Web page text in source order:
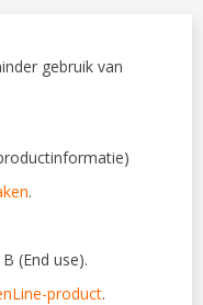
gebruik van
.
(End use).
product.